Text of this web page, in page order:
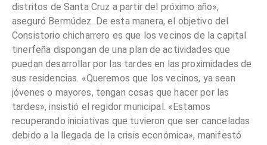
distritos de Santa Cruz a partir del próximo año»,
aseguró Bermúdez. De esta manera, el objetivo del
Consistorio chicharrero es que los vecinos de la capital
tinerfeña dispongan de una plan de actividades que
puedan desarrollar por las tardes en las proximidades de
sus residencias. «Queremos que los vecinos, ya sean
jóvenes o mayores, tengan cosas que hacer por las
tardes», insistió el regidor municipal. «Estamos
recuperando iniciativas que tuvieron que ser canceladas
debido a la llegada de la crisis económica», manifestó